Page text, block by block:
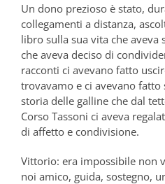
Un dono prezioso è stato,
collegamenti a distanza,
libro sulla sua vita che
che aveva deciso di
racconti ci avevano fatto
trovavamo e ci avevano
storia delle galline che dal
Corso Tassoni ci aveva
di affetto e condivisione.
Vittorio: era impossibile non
noi amico, guida, sostegno,